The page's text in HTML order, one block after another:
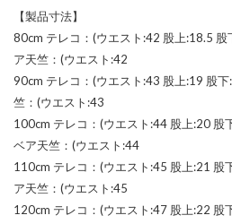
【製品寸法】
80cm テレコ：(ウエスト:42 股上:18.5
ア天竺：(ウエスト:42
90cm テレコ：(ウエスト:43 股上:19 股
竺：(ウエスト:43
100cm テレコ：(ウエスト:44 股上:20 股
ベア天竺：(ウエスト:44
110cm テレコ：(ウエスト:45 股上:21 股
ア天竺：(ウエスト:45
120cm テレコ：(ウエスト:47 股上:22 股